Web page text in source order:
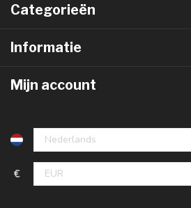
Categorieën
Informatie
Mijn account
€